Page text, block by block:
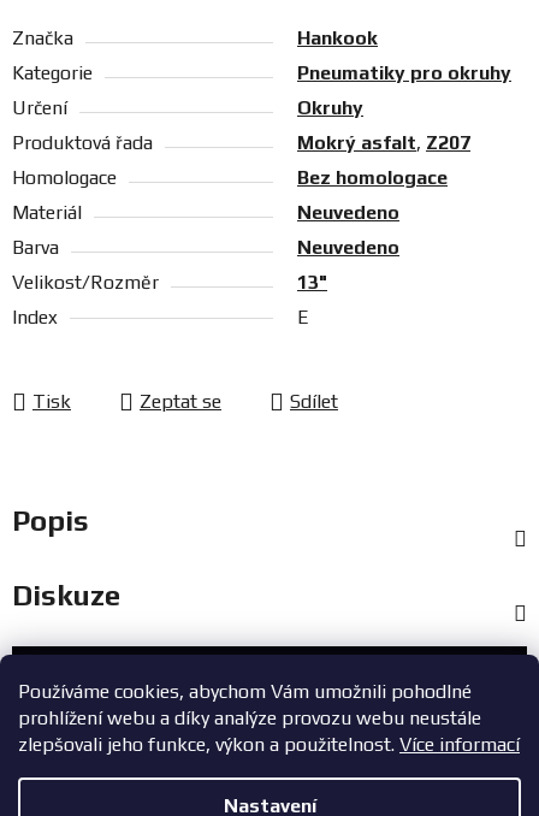
Používáme cookies, abychom Vám umožnili pohodlné
prohlížení webu a díky analýze provozu webu neustále
zlepšovali jeho funkce, výkon a použitelnost. Více informací
Nastavení
Značka
Hankook
Kategorie
Pneumatiky pro okruhy
Určení
Okruhy
Produktová řada
Mokrý asfalt, Z207
Homologace
Bez homologace
Materiál
Neuvedeno
Barva
Neuvedeno
Velikost/Rozměr
13"
Index
E
Tisk Zeptat se Sdílet
Popis
Diskuze
Zákaznický servis
+420 603 785 748